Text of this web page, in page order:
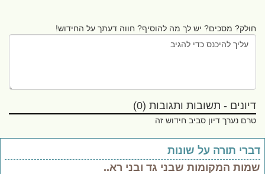
חולק? מסכים? יש לך מה להוסיף? חווה דעתך על החידוש!
דיונים - תשובות ותגובות (0)
טרם נערך דיון סביב חידוש זה
תורה על שונות
המקומות שבני גד ובני רא..